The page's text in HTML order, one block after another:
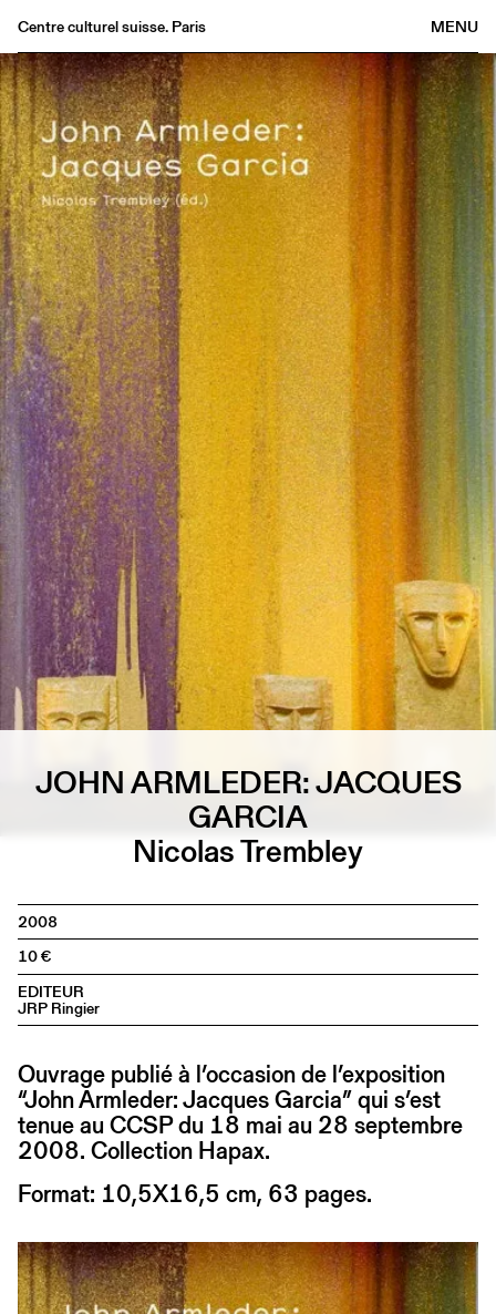
MENU
Centre culturel suisse. Paris
Agenda
Librairie
Buvette
Archives
Médiathèque
Éditions
Informations
FR/EN
JOHN ARMLEDER: JACQUES
GARCIA
Nicolas Trembley
2008
10
EDITEUR
JRP Ringier
Ouvrage publié à l’occasion de l’exposition
“John Armleder: Jacques Garcia” qui s’est
tenue au CCSP du 18 mai au 28 septembre
2008. Collection Hapax.
Format: 10,5X16,5 cm, 63 pages.